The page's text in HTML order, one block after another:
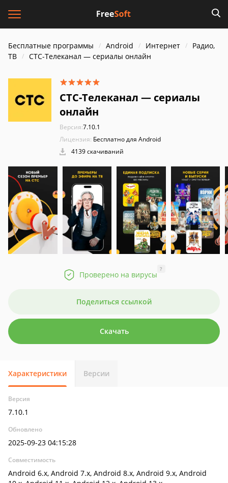
Бесплатные программы Android Интернет
Радио,
ТВ
СТС-Телеканал — сериалы онлайн
СТС-Телеканал — сериалы
онлайн
Версия:7.10.1
Лицензия: Бесплатно для Android
4139 скачиваний
Проверено на вирусы
?
Поделиться ссылкой
Скачать
Характеристики Версии
Версия
7.10.1
Обновлено
2025-09-23 04:15:28
Совместимость
Android 6.x, Android 7.x, Android 8.x, Android 9.x, Android